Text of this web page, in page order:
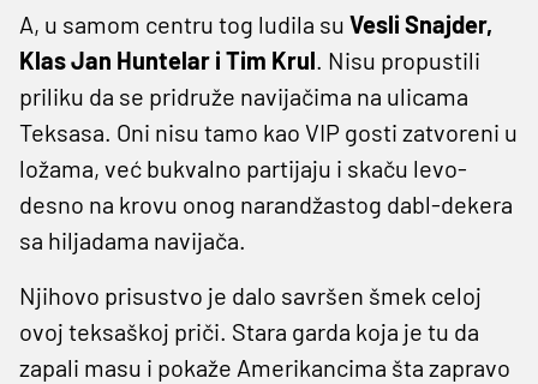
A, u samom centru tog ludila su Vesli Snajder,
Klas Jan Huntelar i Tim Krul. Nisu propustili
priliku da se pridruže navijačima na ulicama
Teksasa. Oni nisu tamo kao VIP gosti zatvoreni u
ložama, već bukvalno partijaju i skaču levo-
desno na krovu onog narandžastog dabl-dekera
sa hiljadama navijača.
Njihovo prisustvo je dalo savršen šmek celoj
ovoj teksaškoj priči. Stara garda koja je tu da
zapali masu i pokaže Amerikancima šta zapravo